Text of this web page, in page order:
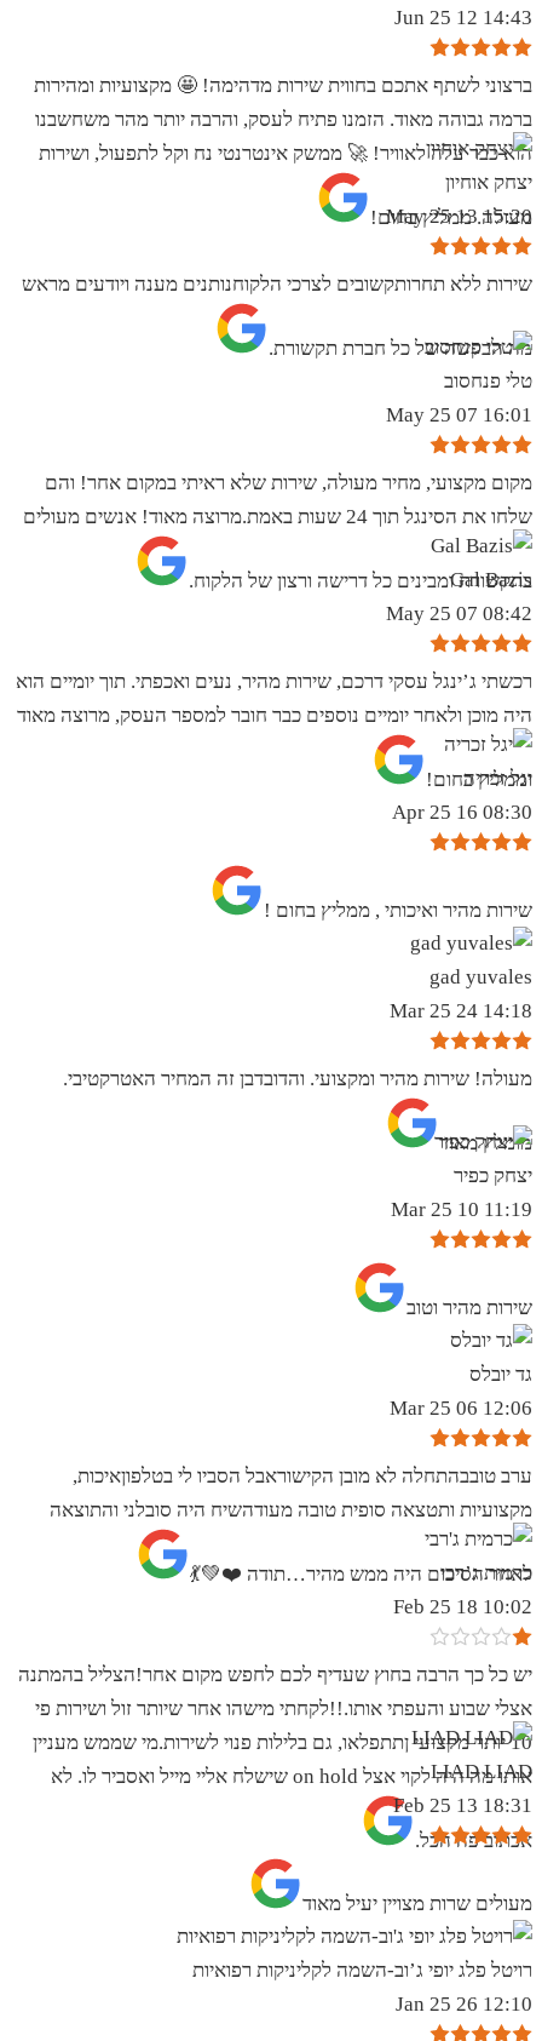
14:43 12 Jun 25
ברצוני לשתף אתכם בחווית שירות מדהימה! 🤩 מקצועיות ומהירות
ברמה גבוהה מאוד. הזמנו פתיח לעסק, והרבה יותר מהר משחשבנו
הוא כבר עלה לאוויר! 🚀 ממשק אינטרנטי נח וקל לתפעול, ושירות
מעולה. ממליץ בחום!
יצחק אוחיון
15:20 13 May 25
שירות ללא תחרותקשובים לצרכי הלקוחנותנים מענה ויודעים מראש
מה הבקשה של כל חברת תקשורת.
טלי פנחסוב
16:01 07 May 25
מקום מקצועי, מחיר מעולה, שירות שלא ראיתי במקום אחר! והם
שלחו את הסינגל תוך 24 שעות באמת.מרוצה מאוד! אנשים מעולים
בתקשורת ומבינים כל דרישה ורצון של הלקוח.
Gal Bazis
08:42 07 May 25
רכשתי ג’ינגל עסקי דרכם, שירות מהיר, נעים ואכפתי. תוך יומיים הוא
היה מוכן ולאחר יומיים נוספים כבר חובר למספר העסק, מרוצה מאוד
וממליץ בחום!
יגל זכריה
08:30 16 Apr 25
שירות מהיר ואיכותי , ממליץ בחום !
gad yuvales
14:18 24 Mar 25
מעולה! שירות מהיר ומקצועי. והדובדבן זה המחיר האטרקטיבי.
מומלץ מאוד
יצחק כפיר
11:19 10 Mar 25
שירות מהיר וטוב
גד יובלס
12:06 06 Mar 25
ערב טובבהתחלה לא מובן הקישוראבל הסביו לי בטלפוןאיכות,
מקצועיות ותטצאה סופית טובה מעודהשיח היה סובלני והתוצאה
לאחר הסיכום היה ממש מהיר…תודה ❤️💚💃
כרמית ג’רבי
10:02 18 Feb 25
יש כל כך הרבה בחוץ שעדיף לכם לחפש מקום אחר!הצליל בהמתנה
אצלי שבוע והעפתי אותו.!!לקחתי מישהו אחר שיותר זול ושירות פי
10 יותר מקצועי ןתתפלאו, גם בלילות פנוי לשירות.מי שממש מעניין
אותו מה היה לקוי אצל on hold שישלח אליי מייל ואסביר לו. לא
אכתוב פה הכל.
LIAD LIAD
18:31 13 Feb 25
מעולים שרות מצויין יעיל מאוד
רויטל פלג יופי ג’וב-השמה לקליניקות רפואיות
12:10 26 Jan 25